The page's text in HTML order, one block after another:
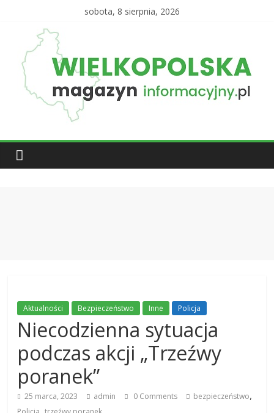
sobota, 8 sierpnia, 2026
Aktualności Bezpieczeństwo Inne Policja
Niecodzienna sytuacja
podczas akcji „Trzeźwy
poranek”
25 marca, 2023 admin 0 Comments bezpieczeństwo,